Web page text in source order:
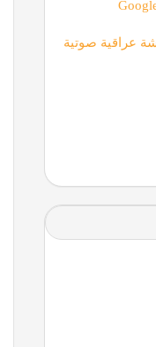
عراقية صوتية